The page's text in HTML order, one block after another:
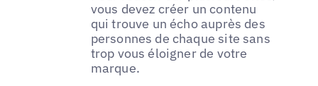
vous devez créer un contenu
qui trouve un écho auprès des
personnes de chaque site sans
trop vous éloigner de votre
marque.